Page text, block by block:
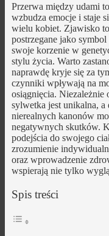
Przerwa między udami
wzbudza emocje i staje
wielu kobiet. Zjawisko
postrzegane jako
swoje korzenie w
stylu życia. Warto
naprawdę kryje się za
czynniki wpływają na
osiągnięcia. Niezależnie
sylwetka jest unikalna, a
nierealnych kanonów
negatywnych skutków.
podejścia do swojego
zrozumienie
oraz wprowadzenie
wspierają nie tylko
Spis treści